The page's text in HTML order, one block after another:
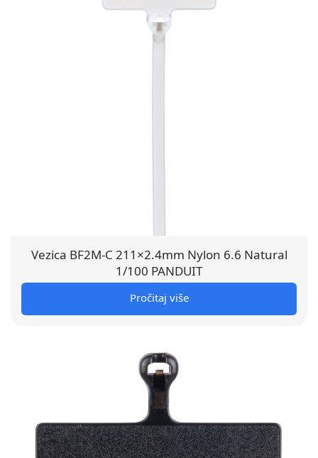
Vezica BF2M-C 211×2.4mm Nylon 6.6 Natural
1/100 PANDUIT
Pročitaj više